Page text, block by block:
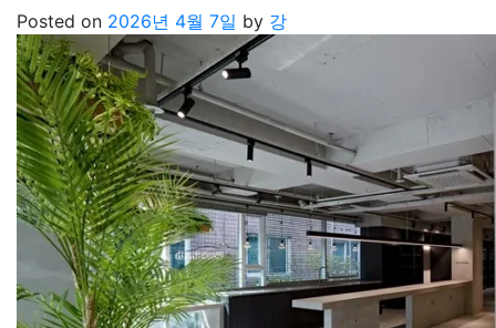
Posted on 2026년 4월 7일 by 강